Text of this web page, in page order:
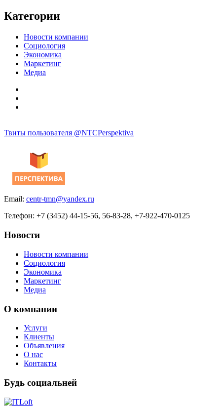
Категории
Новости компании
Социология
Экономика
Маркетинг
Медиа
Твиты пользователя @NTCPerspektiva
Email: centr-tmn@yandex.ru
Телефон: +7 (3452) 44-15-56, 56-83-28, +7-922-470-0125
Новости
Новости компании
Социология
Экономика
Маркетинг
Медиа
О компании
Услуги
Клиенты
Объявления
О нас
Контакты
Будь социальней